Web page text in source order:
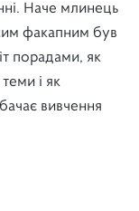
Наче млинець
факапним був
порадами, як
і як
вивчення